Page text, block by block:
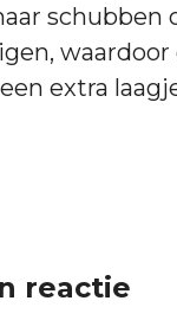
schubben
waardoor
extra
reactie